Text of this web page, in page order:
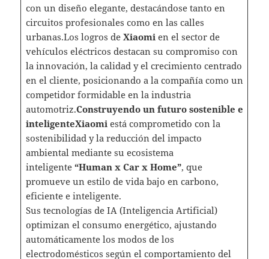
con un diseño elegante, destacándose tanto en
circuitos profesionales como en las calles
urbanas.Los logros de Xiaomi en el sector de
vehículos eléctricos destacan su compromiso con
la innovación, la calidad y el crecimiento centrado
en el cliente, posicionando a la compañía como un
competidor formidable en la industria
automotriz.Construyendo un futuro sostenible e
inteligenteXiaomi está comprometido con la
sostenibilidad y la reducción del impacto
ambiental mediante su ecosistema
inteligente “Human x Car x Home”, que
promueve un estilo de vida bajo en carbono,
eficiente e inteligente.
Sus tecnologías de IA (Inteligencia Artificial)
optimizan el consumo energético, ajustando
automáticamente los modos de los
electrodomésticos según el comportamiento del